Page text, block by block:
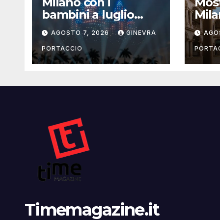
bambini a luglio
2026: eventi, cinema
e attività per
famiglie
AGOSTO 7, 2026 GINEVRA
PORTACCIO
la
Timemagazine.it